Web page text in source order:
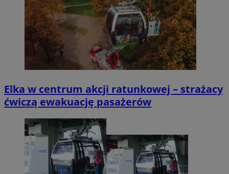
Elka w centrum akcji ratunkowej – strażacy
ćwiczą ewakuację pasażerów